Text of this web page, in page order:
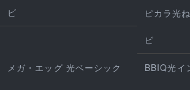
ビ ピカラ光
ビ
メガ・エッグ 光ベーシック BBIQ光イ